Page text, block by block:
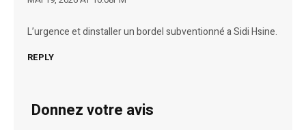
L’urgence et dinstaller un bordel subventionné a Sidi Hsine.
REPLY
Donnez votre avis